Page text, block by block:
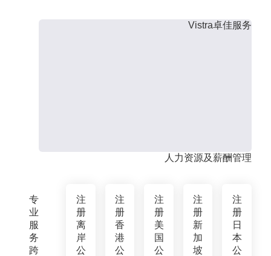
专
业
服
务
跨
Vistra卓佳服务
人力资源及薪酬管理
注
册
离
岸
公
注
册
香
港
公
注
册
美
国
公
注
册
新
加
坡
注
册
日
本
公